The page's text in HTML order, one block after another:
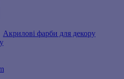
Акрилові фарби для декору